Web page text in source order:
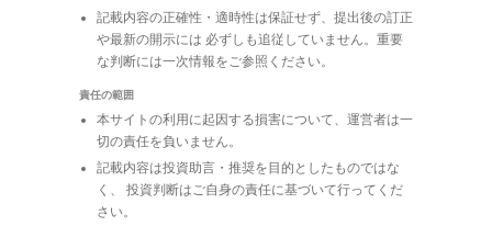
記載内容の正確性・適時性は保証せず、提出後の訂正
や最新の開示には 必ずしも追従していません。重要
な判断には一次情報をご参照ください。
責任の範囲
本サイトの利用に起因する損害について、運営者は一
切の責任を負いません。
記載内容は投資助言・推奨を目的としたものではな
く、 投資判断はご自身の責任に基づいて行ってくだ
さい。